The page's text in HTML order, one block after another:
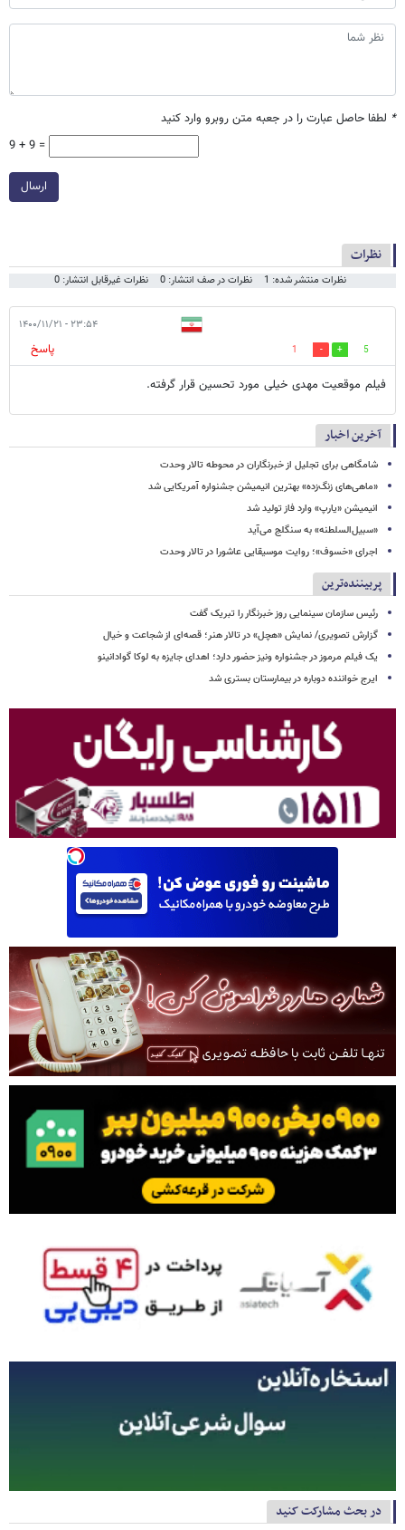
* لطفا حاصل عبارت را در جعبه متن روبرو وارد کنید
9 + 9 =
ارسال
نظرات
نظرات منتشر شده: 1 نظرات در صف انتشار: 0 نظرات غیرقابل انتشار: 0
۲۳:۵۴ - ۱۴۰۰/۱۱/۲۱
5
1
پاسخ
فیلم موقعیت مهدی خیلی مورد تحسین قرار گرفته.
آخرین اخبار
شامگاهی برای تجلیل از خبرنگاران در محوطه تالار وحدت
«ماهی‌های زنگ‌زده» بهترین انیمیشن جشنواره آمریکایی شد
انیمیشن «یارپ» وارد فاز تولید شد
«سبیل‌السلطنه» به سنگلج می‌آید
اجرای «خسوف»؛ روایت موسیقایی عاشورا در تالار وحدت
پربیننده‌ترین
رئیس سازمان سینمایی روز خبرنگار را تبریک گفت
گزارش تصویری/ نمایش «هچل» در تالار هنر؛ قصه‌ای از شجاعت و خیال
یک فیلم مرموز در جشنواره ونیز حضور دارد؛ اهدای جایزه به لوکا گوادانینو
ایرج خواننده دوباره در بیمارستان بستری شد
در بحث مشارکت کنید